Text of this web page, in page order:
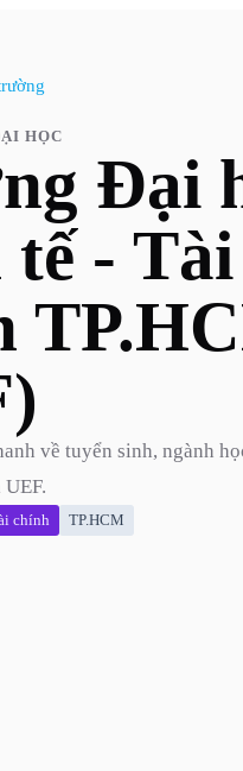
HỌC
Đại
- Tài
về tuyển sinh, ngành
UEF.
chính TP.HCM